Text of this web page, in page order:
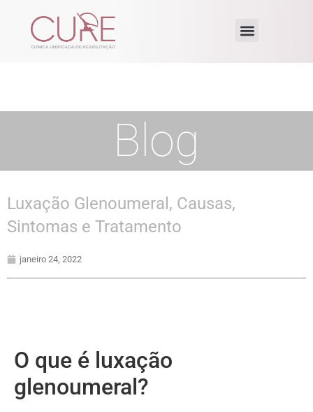
Blog
Luxação Glenoumeral, Causas,
Sintomas e Tratamento
janeiro 24, 2022
O que é luxação
glenoumeral?